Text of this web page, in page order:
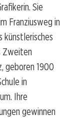
Sie
Franziusweg in
künstlerisches
Zweiten
geboren 1900
in
Ihre
gewinnen